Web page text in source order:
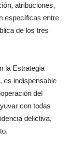
atribuciones,
específicas entre
de los tres
la Estrategia
es indispensable
del
con todas
delictiva,